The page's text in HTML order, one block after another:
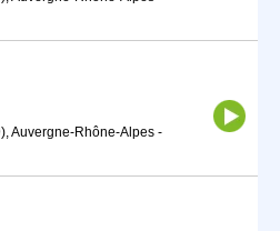
Auvergne-Rhône-Alpes -